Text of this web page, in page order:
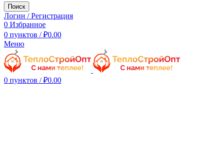
Поиск
Логин / Регистрация
0 Избранное
0 пунктов / ₽0.00
Меню
0 пунктов / ₽0.00